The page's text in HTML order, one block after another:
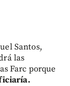
Santos,
las
Farc porque